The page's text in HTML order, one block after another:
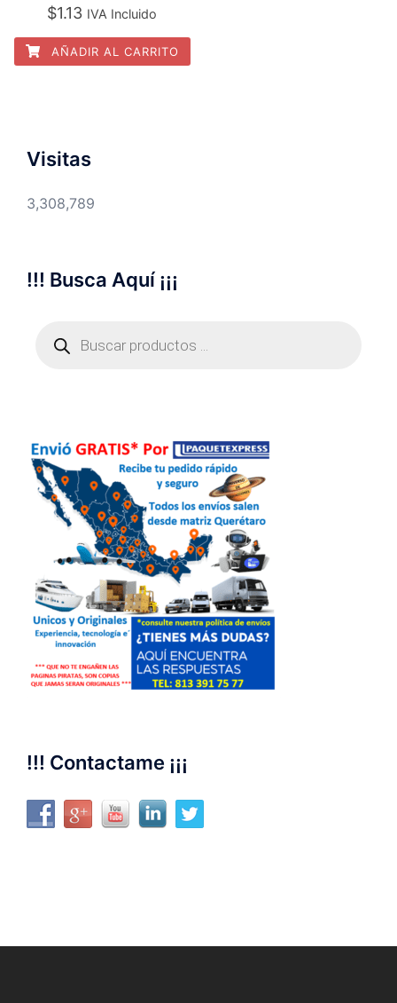
$1.13 IVA Incluido
AÑADIR AL CARRITO
Visitas
3,308,789
!!! Busca Aquí ¡¡¡
productos
!!! Contactame ¡¡¡